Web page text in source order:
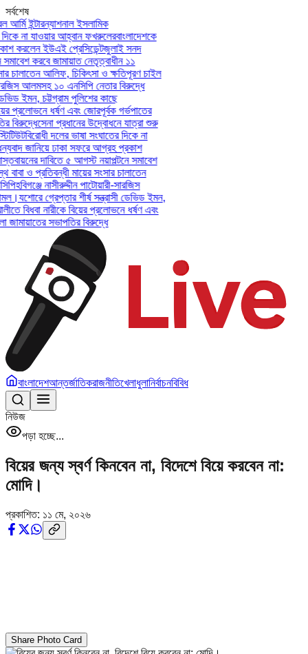
সর্বশেষ
ইন্টারন্যাশনাল ইসলামিক
না যাওয়ার আহ্বান ফখরুলেরবাংলাদেশকে
করলেন ইউএই প্রেসিডেন্টজুলাই সনদ
করবে জামায়াত নেতৃত্বাধীন ১১
আলিফ, চিকিৎসা ও ক্ষতিপূরণ চাইল
আলমসহ ১০ এনসিপি নেতার বিরুদ্ধে
ইমন, চট্টগ্রাম পুলিশের কাছে
প্রলোভনে ধর্ষণ এবং জোরপূর্বক গর্ভপাতের
সেনা প্রধানের উদ্বোধনে যাত্রা শুরু
বিরোধী দলের ভাষা সংঘাতের দিকে না
জানিয়ে ঢাকা সফরে আগ্রহ প্রকাশ
দাবিতে ৫ আগস্ট নয়াপল্টনে সমাবেশ
ও প্রতিবন্ধী মায়ের সংসার চালাতেন
হবিগঞ্জে নাসীরুদ্দীন পাটোয়ারী-সারজিস
যশোরে গ্রেপ্তার শীর্ষ সন্ত্রাসী ডেভিড ইমন,
বিধবা নারীকে বিয়ের প্রলোভনে ধর্ষণ এবং
সভাপতির বিরুদ্ধে
বাংলাদেশআন্তর্জাতিকরাজনীতিখেলাধুলানির্বাচনবিবিধ
নিউজ
পড়া হচ্ছে...
বিয়ের জন্য স্বর্ণ কিনবেন না, বিদেশে বিয়ে করবেন না:
মোদি।
প্রকাশিত: ১১ মে, ২০২৬
Share Photo Card